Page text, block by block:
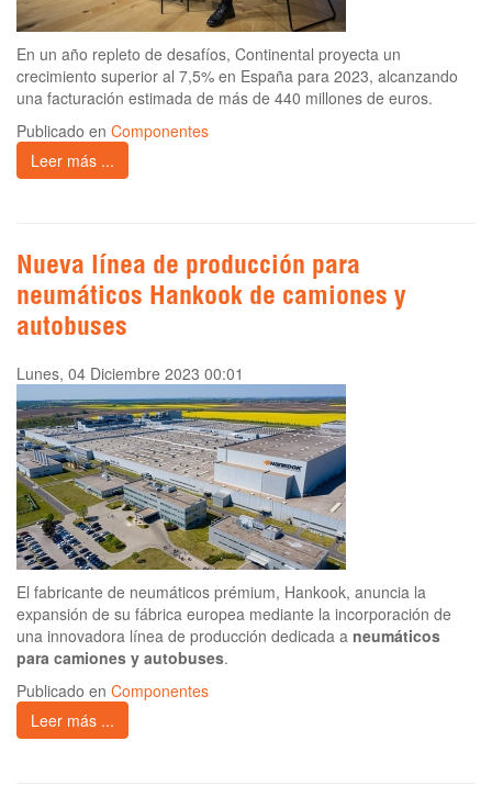
En un año repleto de desafíos, Continental proyecta un
crecimiento superior al 7,5% en España para 2023, alcanzando
una facturación estimada de más de 440 millones de euros.
Publicado en Componentes
Leer más ...
Nueva línea de producción para
neumáticos Hankook de camiones y
autobuses
Lunes, 04 Diciembre 2023 00:01
El fabricante de neumáticos prémium, Hankook, anuncia la
expansión de su fábrica europea mediante la incorporación de
una innovadora línea de producción dedicada a neumáticos
para camiones y autobuses.
Publicado en Componentes
Leer más ...